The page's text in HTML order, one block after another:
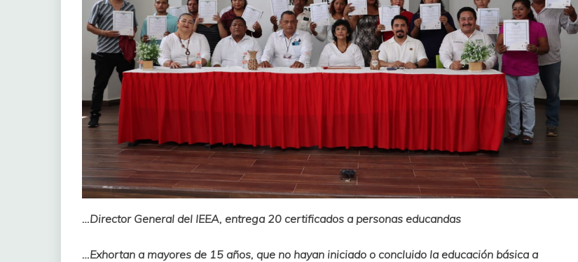
…Director General del IEEA, entrega 20 certificados a personas educandas
…Exhortan a mayores de 15 años, que no hayan iniciado o concluido la educación básica a